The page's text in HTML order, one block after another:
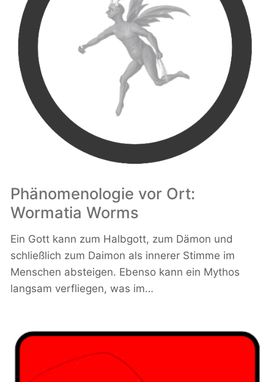
Phänomenologie vor Ort:
Wormatia Worms
Ein Gott kann zum Halbgott, zum Dämon und
schließlich zum Daimon als innerer Stimme im
Menschen absteigen. Ebenso kann ein Mythos
langsam verfliegen, was im…